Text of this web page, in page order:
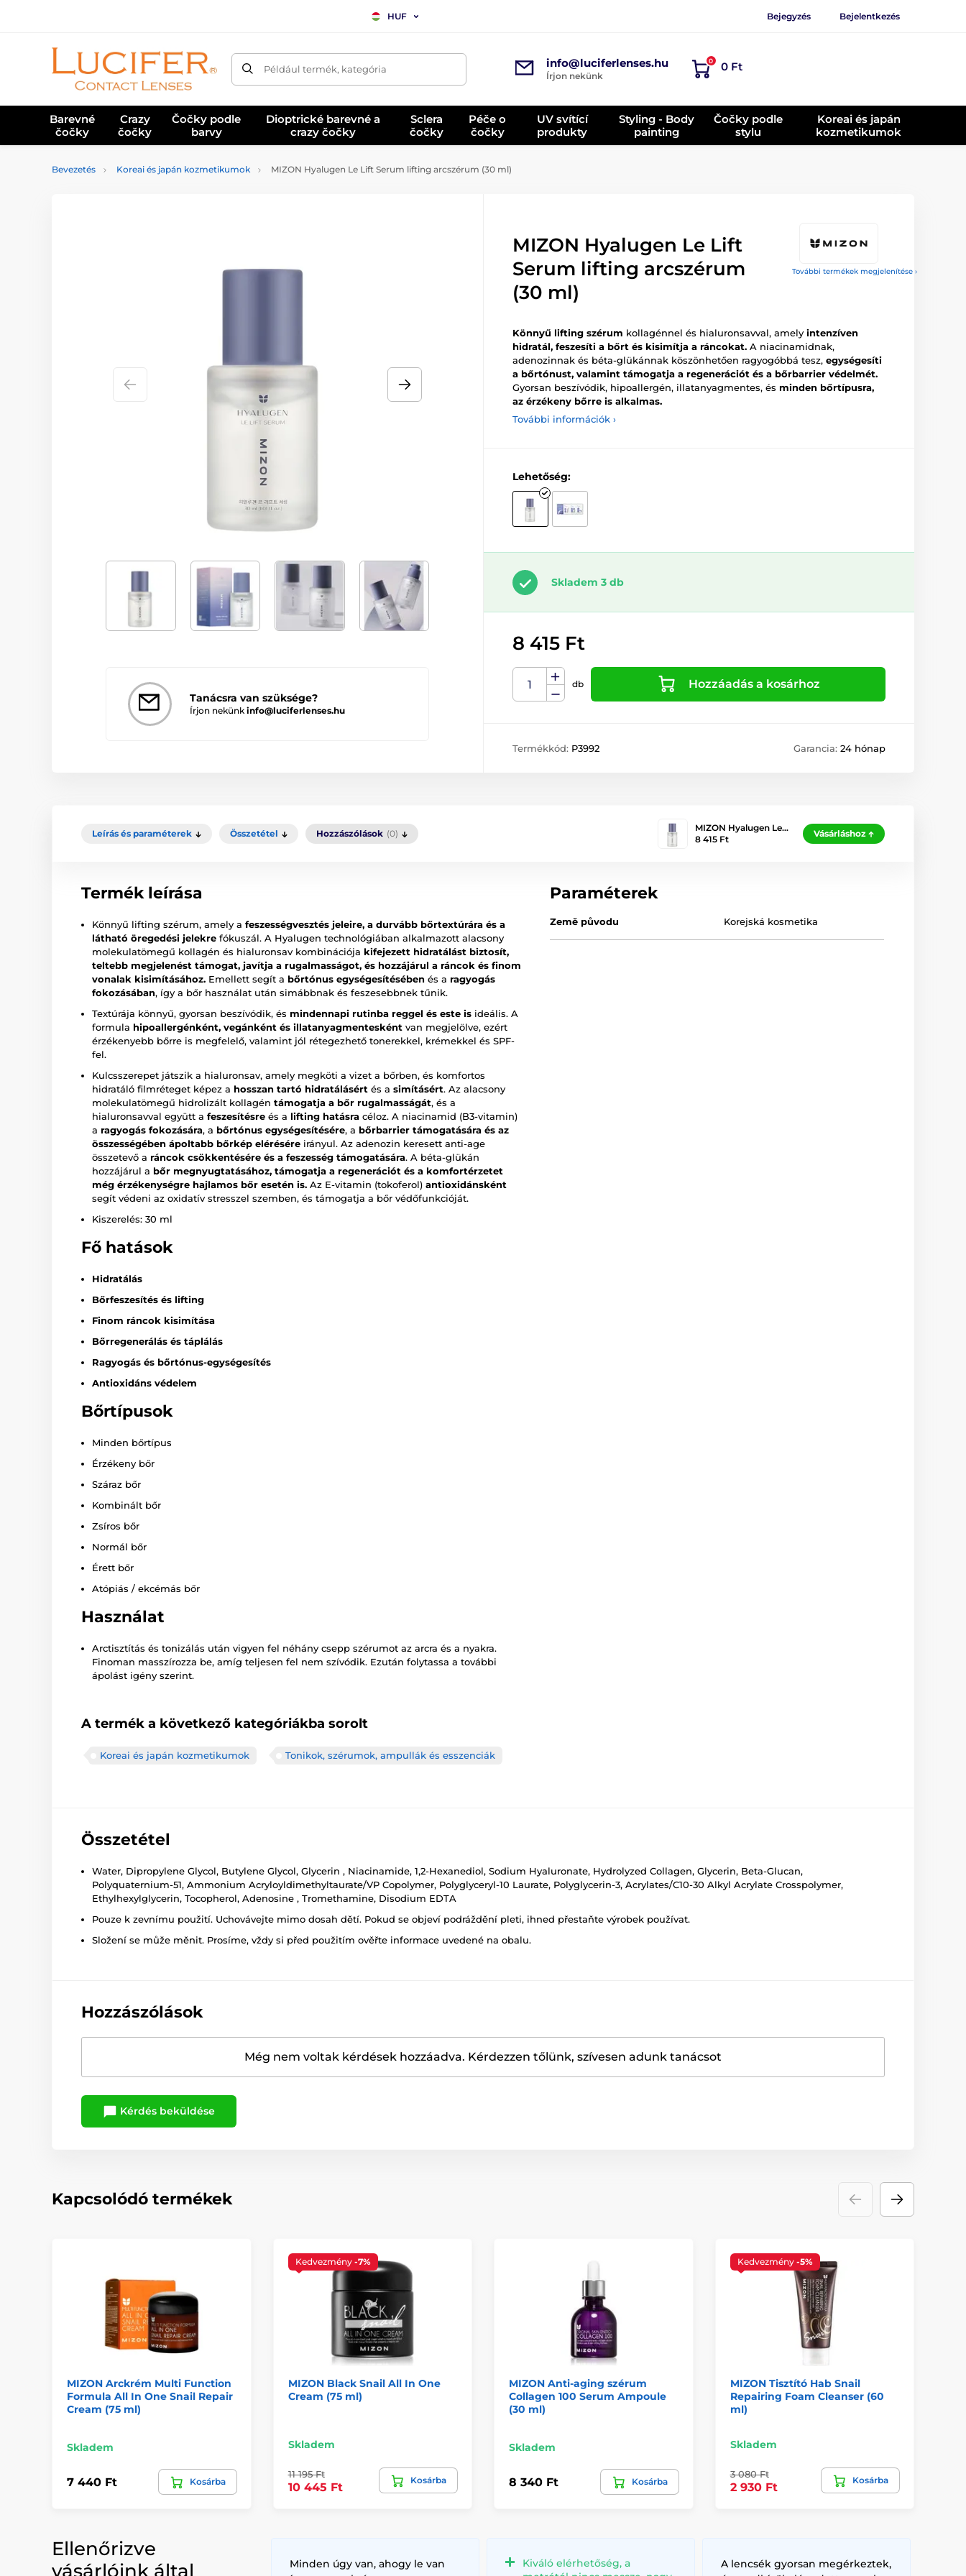
HUF Bejegyzés Bejelentkezés
Például termék, kategória info@luciferlenses.hu
Írjon nekünk
0 0 Ft
Barevné
čočky
Crazy
čočky
Čočky podle
barvy
Dioptrické barevné a
crazy čočky
Sclera
čočky
Péče o
čočky
UV svítící
produkty
Styling - Body
painting
Čočky podle
stylu
Koreai és japán
kozmetikumok
Bevezetés Koreai és japán kozmetikumok MIZON Hyalugen Le Lift Serum lifting arcszérum (30 ml)
További termékek megjelenítése ›
Tanácsra van szüksége?
Írjon nekünk info@luciferlenses.hu
MIZON Hyalugen Le Lift
Serum lifting arcszérum
(30 ml)
Könnyű lifting szérum kollagénnel és hialuronsavval, amely intenzíven
hidratál, feszesíti a bőrt és kisimítja a ráncokat. A niacinamidnak,
adenozinnak és béta-glükánnak köszönhetően ragyogóbbá tesz, egységesíti
a bőrtónust, valamint támogatja a regenerációt és a bőrbarrier védelmét.
Gyorsan beszívódik, hipoallergén, illatanyagmentes, és minden bőrtípusra,
az érzékeny bőrre is alkalmas.
További információk ›
Lehetőség:
Skladem 3 db
8 415 Ft
db Hozzáadás a kosárhoz
Termékkód: P3992 Garancia: 24 hónap
Leírás és paraméterek Összetétel Hozzászólások (0)
MIZON Hyalugen Le…
8 415 Ft
Vásárláshoz
Termék leírása
Könnyű lifting szérum, amely a feszességvesztés jeleire, a durvább bőrtextúrára és a
látható öregedési jelekre fókuszál. A Hyalugen technológiában alkalmazott alacsony
molekulatömegű kollagén és hialuronsav kombinációja kifejezett hidratálást biztosít,
teltebb megjelenést támogat, javítja a rugalmasságot, és hozzájárul a ráncok és finom
vonalak kisimításához. Emellett segít a bőrtónus egységesítésében és a ragyogás
fokozásában, így a bőr használat után simábbnak és feszesebbnek tűnik.
Textúrája könnyű, gyorsan beszívódik, és mindennapi rutinba reggel és este is ideális. A
formula hipoallergénként, vegánként és illatanyagmentesként van megjelölve, ezért
érzékenyebb bőrre is megfelelő, valamint jól rétegezhető tonerekkel, krémekkel és SPF-
fel.
Kulcsszerepet játszik a hialuronsav, amely megköti a vizet a bőrben, és komfortos
hidratáló filmréteget képez a hosszan tartó hidratálásért és a simításért. Az alacsony
molekulatömegű hidrolizált kollagén támogatja a bőr rugalmasságát, és a
hialuronsavval együtt a feszesítésre és a lifting hatásra céloz. A niacinamid (B3-vitamin)
a ragyogás fokozására, a bőrtónus egységesítésére, a bőrbarrier támogatására és az
összességében ápoltabb bőrkép elérésére irányul. Az adenozin keresett anti-age
összetevő a ráncok csökkentésére és a feszesség támogatására. A béta-glükán
hozzájárul a bőr megnyugtatásához, támogatja a regenerációt és a komfortérzetet
még érzékenységre hajlamos bőr esetén is. Az E-vitamin (tokoferol) antioxidánsként
segít védeni az oxidatív stresszel szemben, és támogatja a bőr védőfunkcióját.
Kiszerelés: 30 ml
Fő hatások
Hidratálás
Bőrfeszesítés és lifting
Finom ráncok kisimítása
Bőrregenerálás és táplálás
Ragyogás és bőrtónus-egységesítés
Antioxidáns védelem
Bőrtípusok
Minden bőrtípus
Érzékeny bőr
Száraz bőr
Kombinált bőr
Zsíros bőr
Normál bőr
Érett bőr
Atópiás / ekcémás bőr
Használat
Arctisztítás és tonizálás után vigyen fel néhány csepp szérumot az arcra és a nyakra.
Finoman masszírozza be, amíg teljesen fel nem szívódik. Ezután folytassa a további
ápolást igény szerint.
A termék a következő kategóriákba sorolt
Koreai és japán kozmetikumok Tonikok, szérumok, ampullák és esszenciák
Paraméterek
Země původu Korejská kosmetika
Összetétel
Water, Dipropylene Glycol, Butylene Glycol, Glycerin , Niacinamide, 1,2-Hexanediol, Sodium Hyaluronate, Hydrolyzed Collagen, Glycerin, Beta-Glucan,
Polyquaternium-51, Ammonium Acryloyldimethyltaurate/VP Copolymer, Polyglyceryl-10 Laurate, Polyglycerin-3, Acrylates/C10-30 Alkyl Acrylate Crosspolymer,
Ethylhexylglycerin, Tocopherol, Adenosine , Tromethamine, Disodium EDTA
Pouze k zevnímu použití. Uchovávejte mimo dosah dětí. Pokud se objeví podráždění pleti, ihned přestaňte výrobek používat.
Složení se může měnit. Prosíme, vždy si před použitím ověřte informace uvedené na obalu.
Hozzászólások
Még nem voltak kérdések hozzáadva. Kérdezzen tőlünk, szívesen adunk tanácsot
Kérdés beküldése
Kapcsolódó termékek
MIZON Arckrém Multi Function
Formula All In One Snail Repair
Cream (75 ml)
Skladem
7 440 Ft Kosárba
Kedvezmény -7%
MIZON Black Snail All In One
Cream (75 ml)
Skladem
11 195 Ft
10 445 Ft
Kosárba
MIZON Anti-aging szérum
Collagen 100 Serum Ampoule
(30 ml)
Skladem
8 340 Ft Kosárba
Kedvezmény -5%
MIZON Tisztító Hab Snail
Repairing Foam Cleanser (60
ml)
Skladem
3 080 Ft
2 930 Ft
Kosárba
Ellenőrizve
vásárlóink által
Minden úgy van, ahogy le van
Kiváló elérhetőség, a
A lencsék gyorsan megérkeztek,